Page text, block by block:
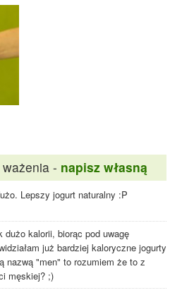
- napisz własną
Lepszy jogurt naturalny :P
dużo kalorii, biorąc pod uwagę
już bardziej kaloryczne jogurty
nazwą "men" to rozumiem że to z
męskiej? ;)